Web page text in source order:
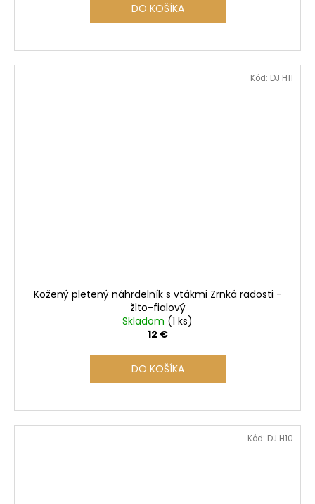
DO KOŠÍKA
Kožený pletený náhrdelník s vtákmi Zrnká radosti -
žlto-fialový
Skladom (1 ks)
12 €
DO KOŠÍKA
Kód: DJ H11
Kód: DJ H10